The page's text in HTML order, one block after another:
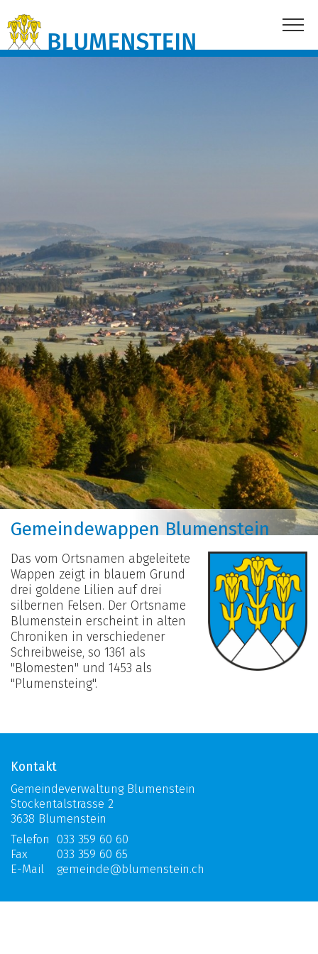
Gemeindewappen Blumenstein
Das vom Ortsnamen abgeleitete
Wappen zeigt in blauem Grund
drei goldene Lilien auf drei
silbernen Felsen. Der Ortsname
Blumenstein erscheint in alten
Chroniken in verschiedener
Schreibweise, so 1361 als
"Blomesten" und 1453 als
"Plumensteing".
Kontakt
Gemeindeverwaltung Blumenstein
Stockentalstrasse 2
3638 Blumenstein
Telefon
033 359 60 60
Fax
033 359 60 65
E-Mail
gemeinde@blumenstein.ch